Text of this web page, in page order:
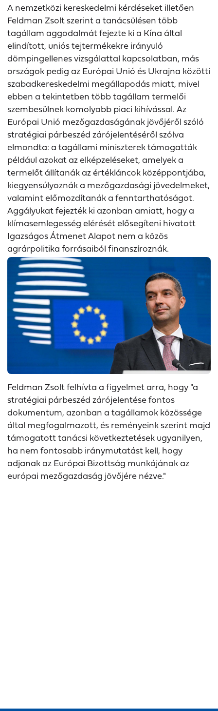
A nemzetközi kereskedelmi kérdéseket illetően
Feldman Zsolt szerint a tanácsülésen több
tagállam aggodalmát fejezte ki a Kína által
elindított, uniós tejtermékekre irányuló
dömpingellenes vizsgálattal kapcsolatban, más
országok pedig az Európai Unió és Ukrajna közötti
szabadkereskedelmi megállapodás miatt, mivel
ebben a tekintetben több tagállam termelői
szembesülnek komolyabb piaci kihívással. Az
Európai Unió mezőgazdaságának jövőjéről szóló
stratégiai párbeszéd zárójelentéséről szólva
elmondta: a tagállami miniszterek támogatták
például azokat az elképzeléseket, amelyek a
termelőt állítanák az értékláncok középpontjába,
kiegyensúlyoznák a mezőgazdasági jövedelmeket,
valamint előmozdítanák a fenntarthatóságot.
Aggályukat fejezték ki azonban amiatt, hogy a
klímasemlegesség elérését elősegíteni hivatott
Igazságos Átmenet Alapot nem a közös
agrárpolitika forrásaiból finanszíroznák.
Feldman Zsolt felhívta a figyelmet arra, hogy "a
stratégiai párbeszéd zárójelentése fontos
dokumentum, azonban a tagállamok közössége
által megfogalmazott, és reményeink szerint majd
támogatott tanácsi következtetések ugyanilyen,
ha nem fontosabb iránymutatást kell, hogy
adjanak az Európai Bizottság munkájának az
európai mezőgazdaság jövőjére nézve."